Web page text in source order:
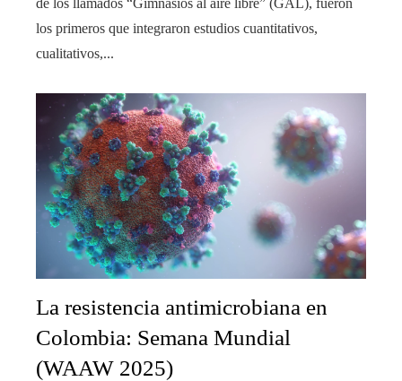
los primeros que integraron estudios cuantitativos,
cualitativos,...
La resistencia antimicrobiana en
Colombia: Semana Mundial
(WAAW 2025)